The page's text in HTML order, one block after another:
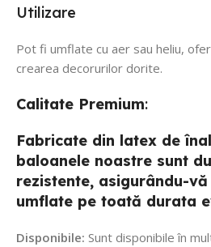
Utilizare
Pot fi umflate cu aer sau heliu,
crearea decorurilor dorite.
Calitate Premium:
Fabricate din latex de
baloanele noastre sunt
rezistente, asigurându-
umflate pe toată durata
Disponibile: Sunt disponibile în